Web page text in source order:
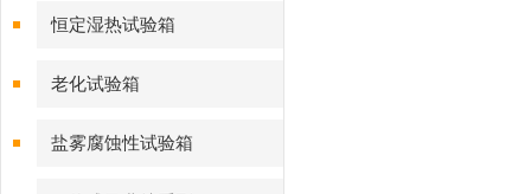
恒定湿热试验箱
老化试验箱
盐雾腐蚀性试验箱